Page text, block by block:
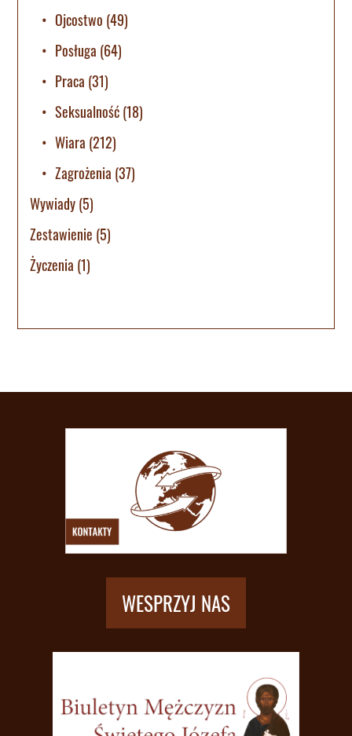
Ojcostwo (49)
Posługa (64)
Praca (31)
Seksualność(18)
Wiara (212)
Zagrożenia (37)
Wywiady(5)
Zestawienie (5)
Życzenia (1)
WESPRZYJ NAS